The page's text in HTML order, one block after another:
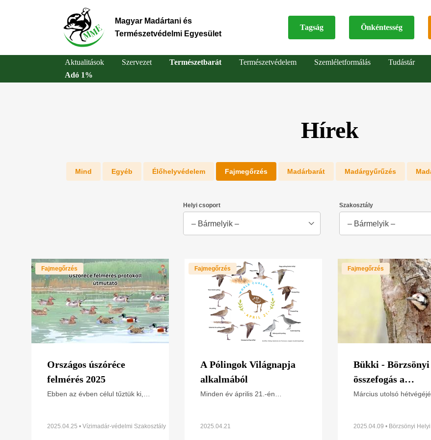
Magyar Madártani és
Természetvédelmi Egyesület
Top
Tagság Önkéntesség
Main
Aktualitások Szervezet Természetbarát Természetvédelem Szemléletformálás
Tudástár
Adó 1%
Hírek
Egyéb Élőhelyvédelem Fajmegőrzés Madárbarát Madárgyűrűzés
Helyi csoport
– Bármelyik –
Szakosztály
– Bármelyik –
Fajmegőrzés
Országos úszóréce
felmérés 2025
Ebben az évben célul tűztük ki,
minél szélesebb körben mérjük fel
2025.04.25 • Vízimadár-védelmi Szakosztály
Fajmegőrzés
A Pólingok Világnapja
alkalmából
Minden év április 21.-én
vagy szép, régies nevükön
2025.04.21
Fajmegőrzés
Bükki - Börzsönyi
összefogás a
Tarnavidéken
Március utolsó
monitorozására került
2025.04.09 • Börzsönyi